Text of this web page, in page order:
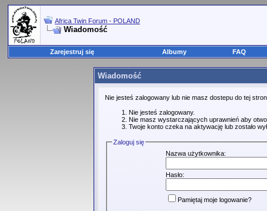
Africa Twin Forum - POLAND
Wiadomość
Zarejestruj się Albumy FAQ
Wiadomość
Nie jesteś zalogowany lub nie masz dostepu do tej
Nie jesteś zalogowany.
Nie masz wystarczających uprawnień aby
Twoje konto czeka na aktywację lub zostało
Zaloguj się
Nazwa użytkownika:
Hasło:
Pamiętaj moje logowanie?